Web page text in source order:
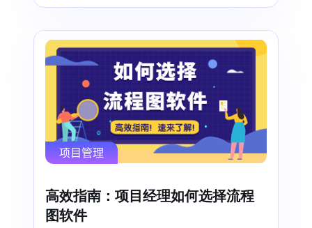
项目管理
高效指南：项目经理如何选择流程
图软件